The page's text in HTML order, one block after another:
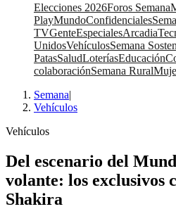
Elecciones 2026Foros Semana
PlayMundoConfidenciales
TVGenteEspecialesArcadia
UnidosVehículosSemana
PatasSaludLoteríasEducación
colaboraciónSemana Rural
Semana|
Vehículos
Vehículos
Del escenario del
volante: los exclusivos
Shakira